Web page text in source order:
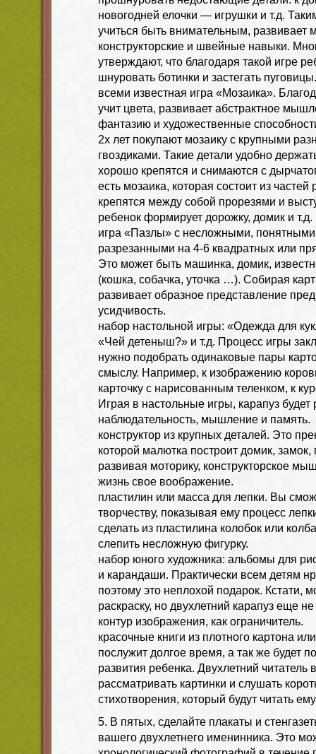
новогодней елочки — игрушки и т.д.
учиться быть внимательным, развивает
конструкторские и швейные навыки.
утверждают, что благодаря такой игре
шнуровать ботинки и застегать пуговицы.
всеми известная игра «Мозаика».
учит цвета, развивает абстрактное
фантазию и художественные
2х лет покупают мозаику с крупными
гвоздиками. Такие детали удобно
хорошо крепятся и снимаются с
есть мозаика, которая состоит из
крепятся между собой прорезями и
ребенок формирует дорожку, домик и т.д.
игра «Пазлы» с несложными, понятными
разрезанными на 4-6 квадратных или
Это может быть машинка, домик,
(кошка, собачка, уточка …). Собирая
развивает образное представление
усидчивость.
набор настольной игры: «Одежда для
«Чей детеныш?» и т.д. Процесс игры
нужно подобрать одинаковые пары
смыслу. Например, к изображению
карточку с нарисованным теленком, к
Играя в настольные игры, карапуз будет
наблюдательность, мышление и память.
конструктор из крупных деталей. Это
которой малютка построит домик, замок,
развивая моторику, конструкторское
жизнь свое воображение.
пластилин или масса для лепки. Вы
творчеству, показывая ему процесс
сделать из пластилина колобок или
слепить несложную фигурку.
набор юного художника: альбомы для
и карандаши. Практически всем детям
поэтому это неплохой подарок. Кстати,
раскраску, но двухлетний карапуз еще
контур изображения, как ограничитель.
красочные книги из плотного картона
послужит долгое время, а так же будет
развития ребенка. Двухлетний читатель
рассматривать картинки и слушать
стихотворения, который будут читать
5. В пятых, сделайте плакаты и
вашего двухлетнего именинника. Это